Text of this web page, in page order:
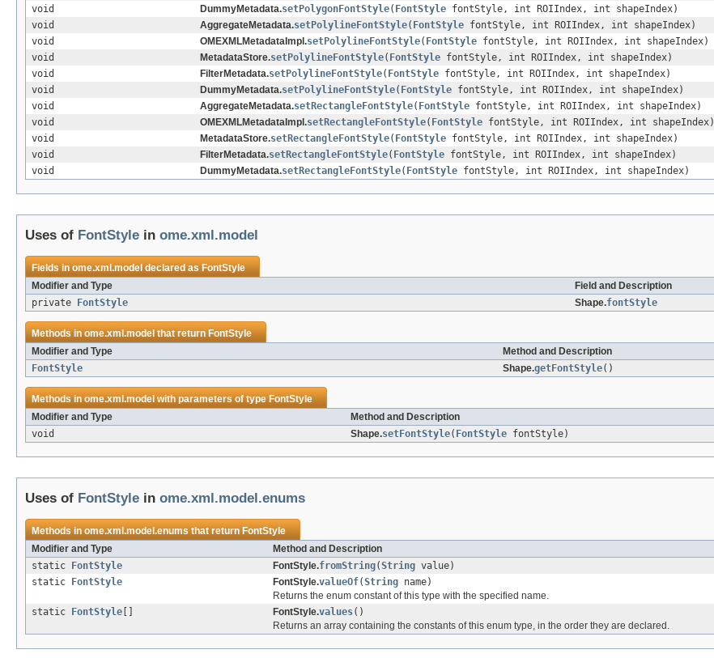
void
DummyMetadata.setPolygonFontStyle( FontStyle fontStyle, int ROIIndex, int shapeIndex)
void
AggregateMetadata.setPolylineFontStyle( FontStyle fontStyle, int ROIIndex, int shapeIndex)
void
OMEXMLMetadataImpl.setPolylineFontStyle( FontStyle fontStyle, int ROIIndex, int shapeIndex)
void
MetadataStore.setPolylineFontStyle( FontStyle fontStyle, int ROIIndex, int shapeIndex)
void
FilterMetadata.setPolylineFontStyle( FontStyle fontStyle, int ROIIndex, int shapeIndex)
void
DummyMetadata.setPolylineFontStyle( FontStyle fontStyle, int ROIIndex, int shapeIndex)
void
AggregateMetadata.setRectangleFontStyle( FontStyle fontStyle, int ROIIndex, int shapeIndex)
void
OMEXMLMetadataImpl.setRectangleFontStyle( FontStyle fontStyle, int ROIIndex, int shapeIndex)
void
MetadataStore.setRectangleFontStyle( FontStyle fontStyle, int ROIIndex, int shapeIndex)
void
FilterMetadata.setRectangleFontStyle( FontStyle fontStyle, int ROIIndex, int shapeIndex)
void
DummyMetadata.setRectangleFontStyle( FontStyle fontStyle, int ROIIndex, int shapeIndex)
Uses of FontStyle in ome.xml.model
Fields inome.xml.model declared asFontStyle
Modifier and Type
Field and Description
private
FontStyle Shape.fontStyle
Methods inome.xml.model that returnFontStyle
Modifier and Type
Method and Description
FontStyle
Shape.getFontStyle()
Methods inome.xml.model with parameters of typeFontStyle
Modifier and Type
Method and Description
void
Shape.setFontStyle( FontStyle fontStyle)
Uses of FontStyle in ome.xml.model.enums
Methods inome.xml.model.enumsthat returnFontStyle
Modifier and Type
Method and Description
static
FontStyle FontStyle.fromString(String value)
static
FontStyle FontStyle.valueOf(String name)
Returns the enum constant of this type with the specified name.
static
FontStyle FontStyle.values()
Returns an array containing the constants of this enum type, in the order they are declared.